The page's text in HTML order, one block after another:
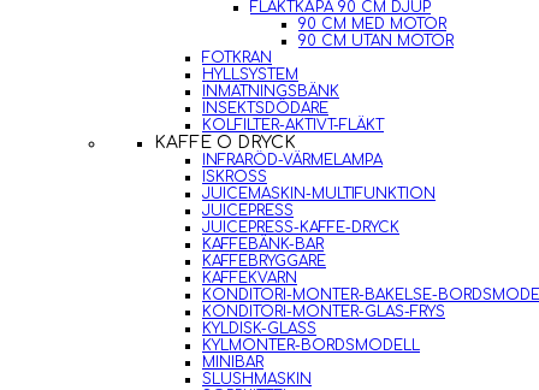
FLÄKTKÅPA 90 CM DJUP
90 CM MED MOTOR
90 CM UTAN MOTOR
FOTKRAN
HYLLSYSTEM
INMATNINGSBÄNK
INSEKTSDÖDARE
KOLFILTER-AKTIVT-FLÄKT
KAFFE O DRYCK
INFRARÖD-VÄRMELAMPA
ISKROSS
JUICEMASKIN-MULTIFUNKTION
JUICEPRESS
JUICEPRESS-KAFFE-DRYCK
KAFFEBÄNK-BAR
KAFFEBRYGGARE
KAFFEKVARN
KONDITORI-MONTER-BAKELSE-
KONDITORI-MONTER-GLAS-FRYS
KYLDISK-GLASS
KYLMONTER-BORDSMODELL
MINIBAR
SLUSHMASKIN